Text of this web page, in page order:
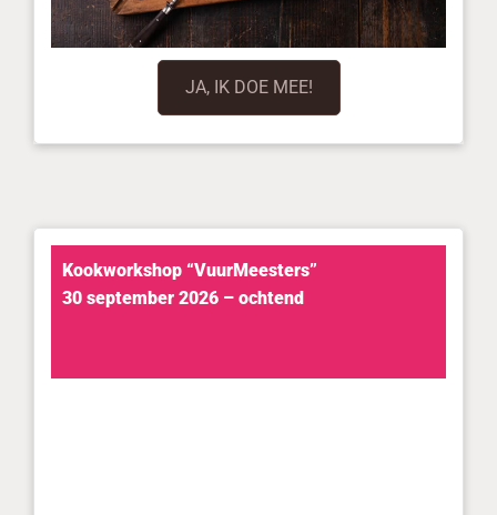
JA, IK DOE MEE!
Kookworkshop “VuurMeesters”
30 september 2026 – ochtend